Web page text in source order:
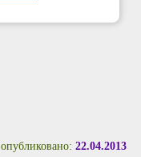
опубликовано: 22.04.2013